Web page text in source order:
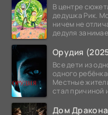
В центре
дедушка Рик.
ничем не
дедуля
Орудия
Все дети из
одного
Местные
стал причиной
Дом